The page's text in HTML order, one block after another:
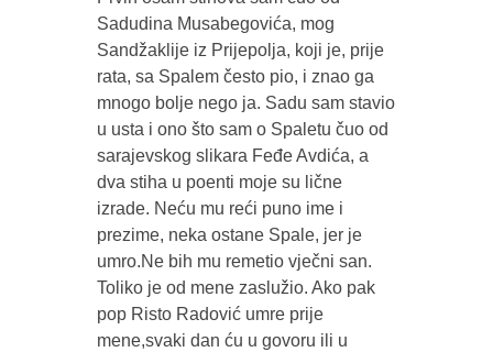
Sadudina Musabegovića, mog
Sandžaklije iz Prijepolja, koji je, prije
rata, sa Spalem često pio, i znao ga
mnogo bolje nego ja. Sadu sam stavio
u usta i ono što sam o Spaletu čuo od
sarajevskog slikara Feđe Avdića, a
dva stiha u poenti moje su lične
izrade. Neću mu reći puno ime i
prezime, neka ostane Spale, jer je
umro.Ne bih mu remetio vječni san.
Toliko je od mene zaslužio. Ako pak
pop Risto Radović umre prije
mene,svaki dan ću u govoru ili u